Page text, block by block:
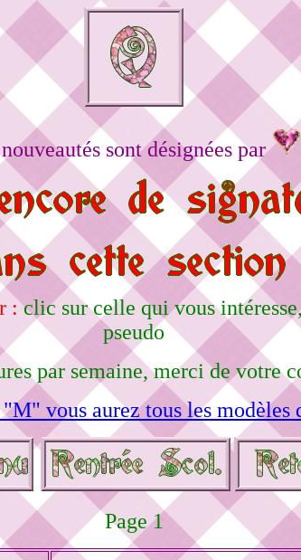
sont désignées par
:clic sur celle qui vous
pseudo
par semaine, merci de votre
vous aurez tous les modèles
Page 1